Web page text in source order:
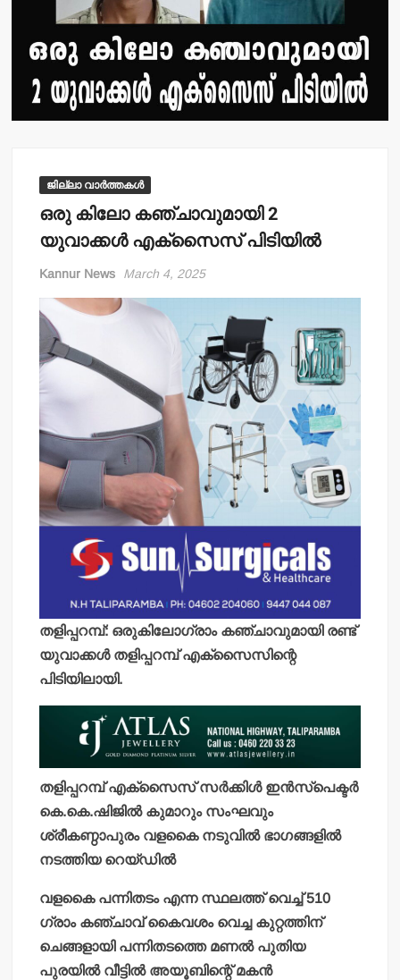
ജില്ലാ വാർത്തകൾ
ഒരു കിലോ കഞ്ചാവുമായി 2
യുവാക്കള്‍ എക്‌സൈസ് പിടിയില്‍
Kannur News March 4, 2025
തളിപ്പറമ്പ്: ഒരുകിലോഗ്രാം കഞ്ചാവുമായി രണ്ട്
യുവാക്കള്‍ തളിപ്പറമ്പ് എക്‌സൈസിന്റെ
പിടിയിലായി.
തളിപ്പറമ്പ് എക്‌സൈസ് സര്‍ക്കിള്‍ ഇന്‍സ്‌പെക്ടര്‍
കെ.കെ.ഷിജില്‍ കുമാറും സംഘവും
ശ്രീകണ്ഠാപുരം വളകൈ നടുവില്‍ ഭാഗങ്ങളില്‍
നടത്തിയ റെയ്ഡില്‍
വളകൈ പന്നിതടം എന്ന സ്ഥലത്ത് വെച്ച് 510
ഗ്രാം കഞ്ചാവ് കൈവശം വെച്ച കുറ്റത്തിന്
ചെങ്ങളായി പന്നിതടത്തെ മണല്‍ പുതിയ
പുരയില്‍ വീട്ടില്‍ അയൂബിന്റെ് മകന്‍